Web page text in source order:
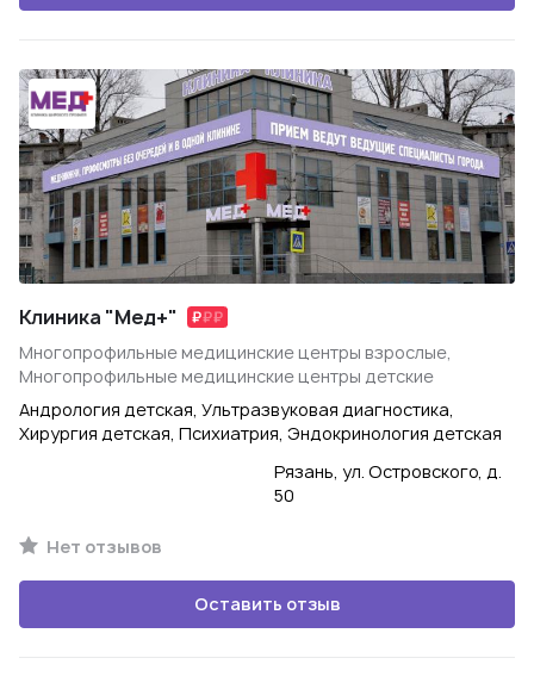
Клиника "Мед+"
Многопрофильные медицинские центры взрослые,
Многопрофильные медицинские центры детские
Андрология детская, Ультразвуковая диагностика,
Хирургия детская, Психиатрия, Эндокринология детская
Рязань, ул. Островского, д.
50
Нет отзывов
Оставить отзыв